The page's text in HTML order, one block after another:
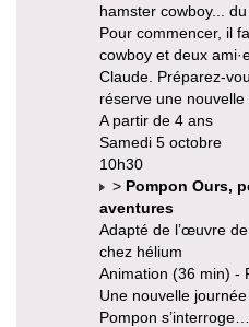
hamster cowboy...
Pour commencer, il
cowboy et deux
Claude. Préparez-
réserve une
A partir de 4 ans
Samedi 5 octobre
10h30
> Pompon Ours,
aventures
Adapté de l’œuvre
chez hélium
Animation (36 min) -
Une nouvelle
Pompon